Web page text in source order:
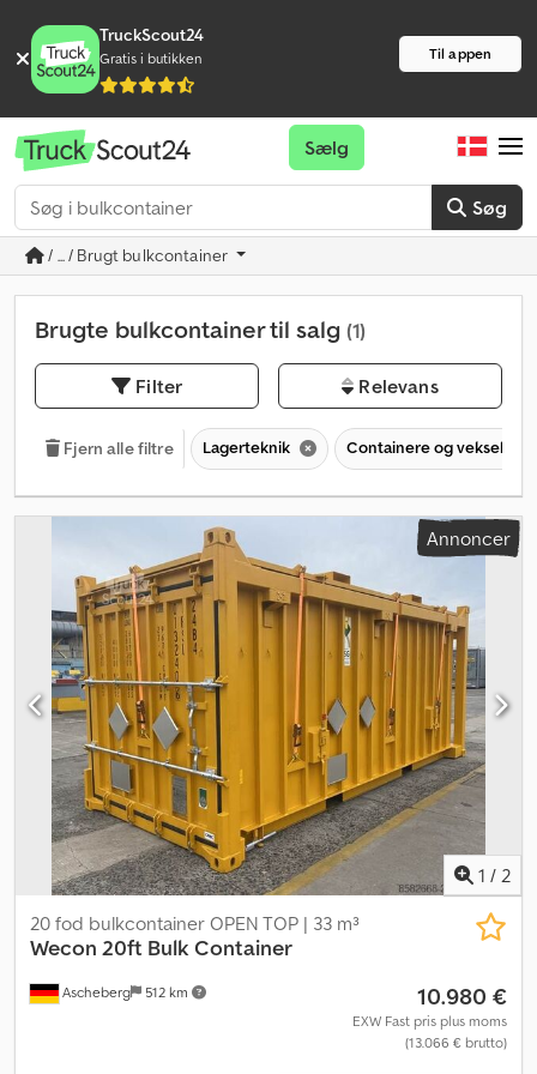
TruckScout24
Gratis i butikken Til appen
Søg
Sælg
/ ... / Brugt bulkcontainer
Brugte bulkcontainer til salg (1)
Filter Relevans
Fjern alle filtre Lagerteknik Containere og
Annoncer
1 / 2
Ascheberg 512 km
20 fod bulkcontainer OPEN TOP | 33 m³
Wecon 20ft Bulk Container
10.980 €
EXW Fast pris plus moms
(13.066 € brutto)